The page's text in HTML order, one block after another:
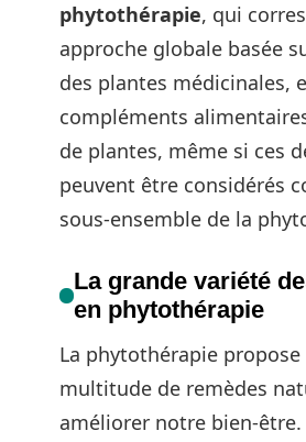
phytothérapie, qui
approche globale basée
des plantes médicinales,
compléments
de plantes, même si ces
peuvent être considérés
sous-ensemble de la
La grande variété
en phytothérapie
La phytothérapie propose
multitude de remèdes
améliorer notre bien-être.